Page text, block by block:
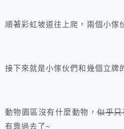
順著彩虹坡道往上爬，兩個小傢
接下來就是小傢伙們和幾個立
動物園區沒有什麼動物，似乎
有靠過去了~